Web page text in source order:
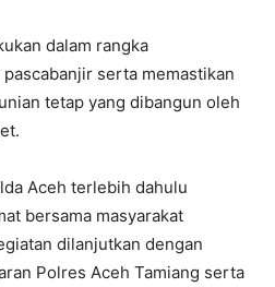
dalam rangka
serta memastikan
tetap yang dibangun oleh
Aceh terlebih dahulu
bersama masyarakat
dilanjutkan dengan
Polres Aceh Tamiang serta